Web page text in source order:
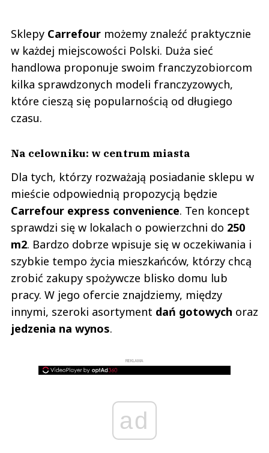
Sklepy Carrefour możemy znaleźć praktycznie
w każdej miejscowości Polski. Duża sieć
handlowa proponuje swoim franczyzobiorcom
kilka sprawdzonych modeli franczyzowych,
które cieszą się popularnością od długiego
czasu.
Na celowniku: w centrum miasta
Dla tych, którzy rozważają posiadanie sklepu w
mieście odpowiednią propozycją będzie
Carrefour express convenience. Ten koncept
sprawdzi się w lokalach o powierzchni do 250
m2. Bardzo dobrze wpisuje się w oczekiwania i
szybkie tempo życia mieszkańców, którzy chcą
zrobić zakupy spożywcze blisko domu lub
pracy. W jego ofercie znajdziemy, między
innymi, szeroki asortyment dań gotowych oraz
jedzenia na wynos.
REKLAMA
ad